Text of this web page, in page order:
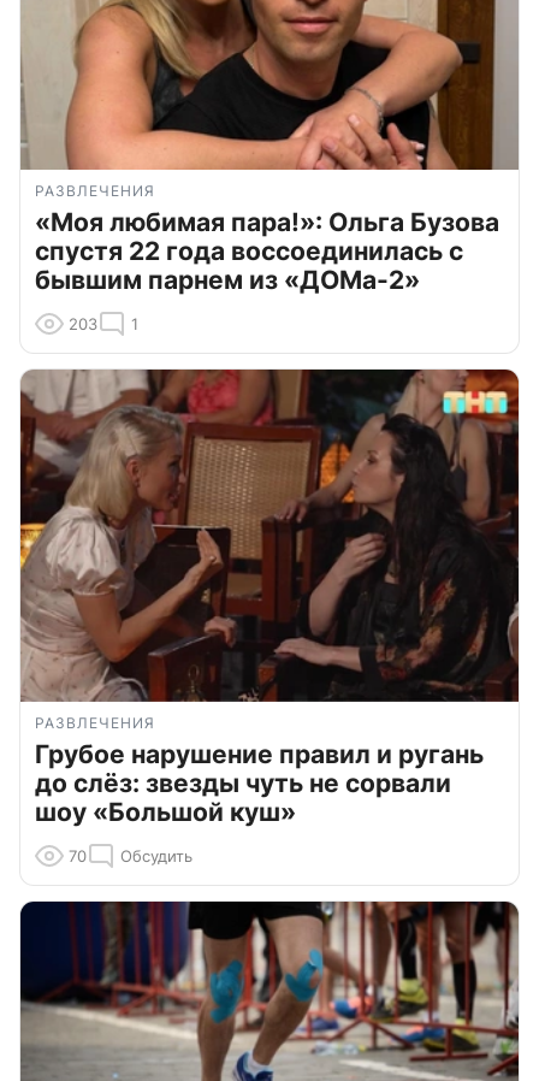
РАЗВЛЕЧЕНИЯ
«Моя любимая пара!»: Ольга Бузова
спустя 22 года воссоединилась с
бывшим парнем из «ДОМа-2»
203 1
РАЗВЛЕЧЕНИЯ
Грубое нарушение правил и ругань
до слёз: звезды чуть не сорвали
шоу «Большой куш»
70 Обсудить